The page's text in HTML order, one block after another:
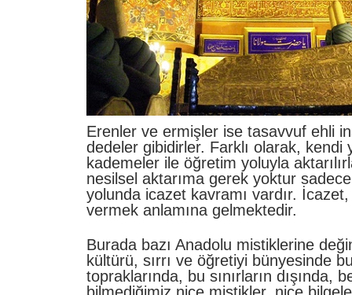
Erenler ve ermişler ise tasavvuf ehli
dedeler gibidirler. Farklı olarak, kendi
kademeler ile öğretim yoluyla
nesilsel aktarıma gerek yoktur
yolunda icazet kavramı vardır.
vermek anlamına gelmektedir.
Burada bazı Anadolu mistiklerine
kültürü, sırrı ve öğretiyi bünyesinde
topraklarında, bu sınırların dışında,